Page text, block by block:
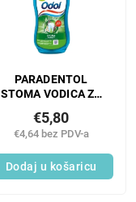
PARADENTOL
STOMA VODICA ZA
ALKOHOLA 500 ML
NOVO
€4,64 bez PDV-a
€5,80
Dodaj u košaricu